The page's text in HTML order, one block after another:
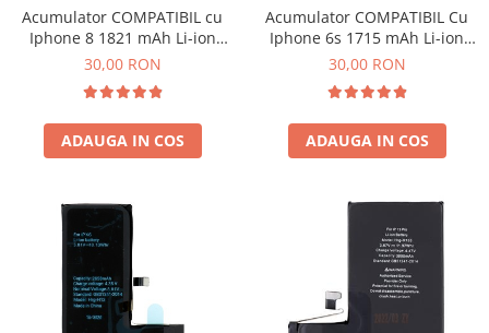
Acumulator COMPATIBIL cu
Iphone 8 1821 mAh Li-ion
Polymer Bulk
30,00 RON
ADAUGA IN COS
Acumulator COMPATIBIL Cu
Iphone 6s 1715 mAh Li-ion
Polymer Bulk
30,00 RON
ADAUGA IN COS